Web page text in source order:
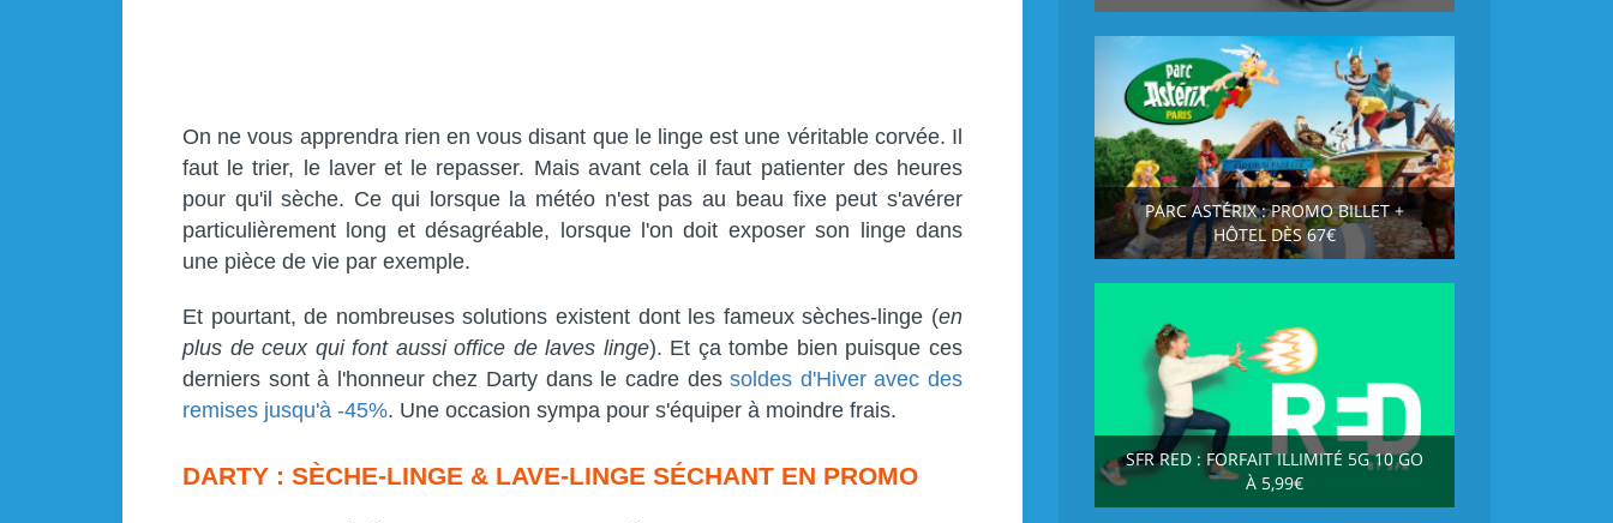
On ne vous apprendra rien en vous disant que le linge est une véritable corvée. Il
faut le trier, le laver et le repasser. Mais avant cela il faut patienter des heures
pour qu'il sèche. Ce qui lorsque la météo n'est pas au beau fixe peut s'avérer
particulièrement long et désagréable, lorsque l'on doit exposer son linge dans
une pièce de vie par exemple.
Et pourtant, de nombreuses solutions existent dont les fameux sèches-linge (en
plus de ceux qui font aussi office de laves linge). Et ça tombe bien puisque ces
derniers sont à l'honneur chez Darty dans le cadre dessoldes d'Hiver avec des
remises jusqu'à -45%. Une occasion sympa pour s'équiper à moindre frais.
DARTY : SÈCHE-LINGE & LAVE-LINGE SÉCHANT EN PROMO
PARC ASTÉRIX : PROMO BILLET +
HÔTEL DÈS 67€
SFR RED : FORFAIT ILLIMITÉ 5G 10 GO
À 5,99€